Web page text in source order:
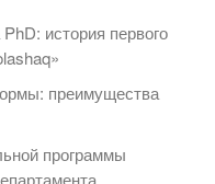
история первого
преимущества
программы